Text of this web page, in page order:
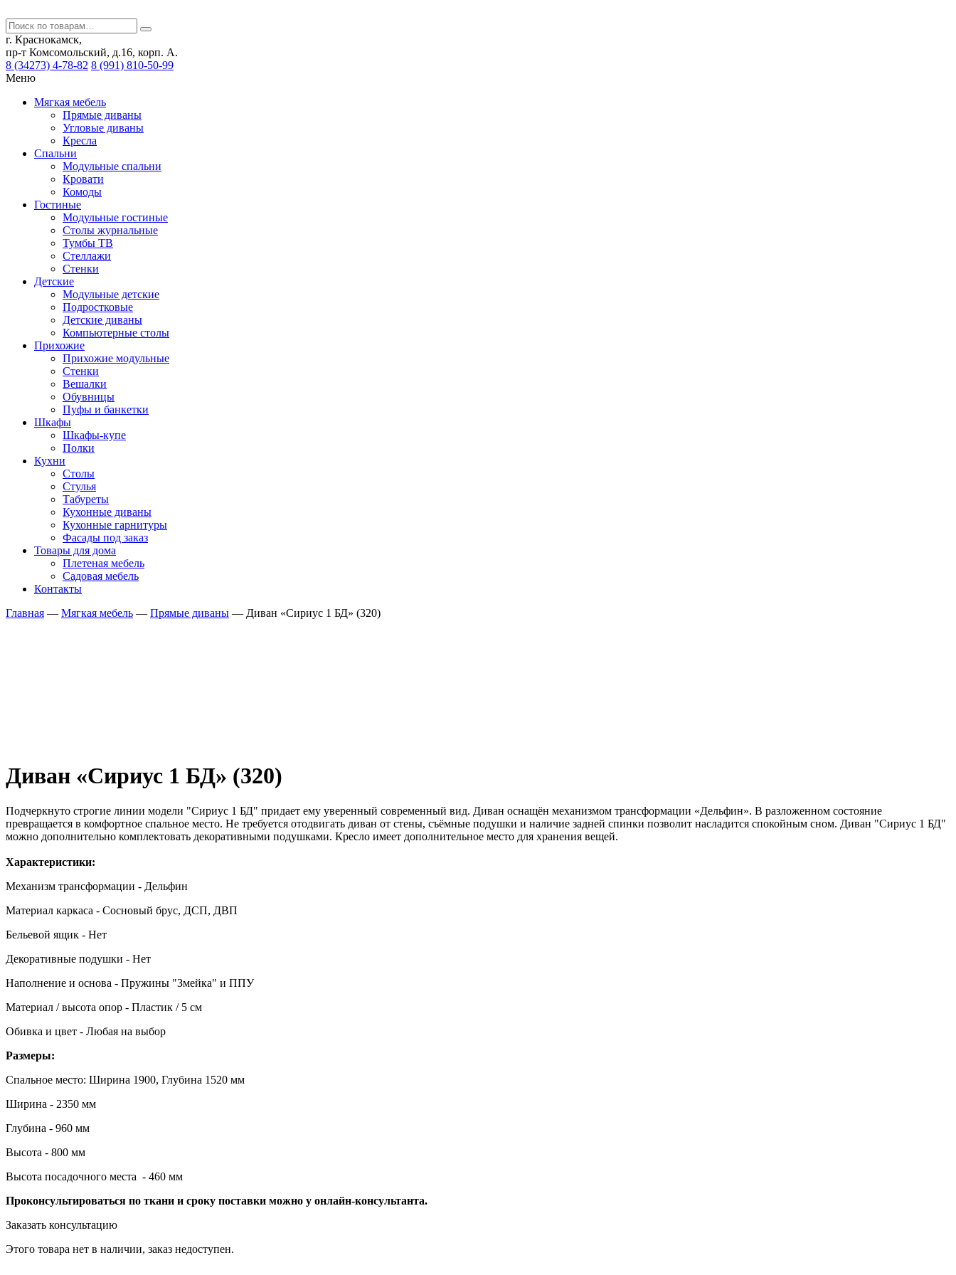
г. Краснокамск,
пр-т Комсомольский, д.16, корп. А.
8 (34273) 4-78-82 8 (991) 810-50-99
Меню
Мягкая мебель
Прямые диваны
Угловые диваны
Кресла
Спальни
Модульные спальни
Кровати
Комоды
Гостиные
Модульные гостиные
Столы журнальные
Тумбы ТВ
Стеллажи
Стенки
Детские
Модульные детские
Подростковые
Детские диваны
Компьютерные столы
Прихожие
Прихожие модульные
Стенки
Вешалки
Обувницы
Пуфы и банкетки
Шкафы
Шкафы-купе
Полки
Кухни
Столы
Стулья
Табуреты
Кухонные диваны
Кухонные гарнитуры
Фасады под заказ
Товары для дома
Плетеная мебель
Садовая мебель
Контакты
Главная — Мягкая мебель — Прямые диваны — Диван «Сириус 1 БД» (320)
Диван «Сириус 1 БД» (320)
Подчеркнуто строгие линии модели "Сириус 1 БД" придает ему уверенный современный вид. Диван оснащён механизмом трансформации «Дельфин». В разложенном состояние
превращается в комфортное спальное место. Не требуется отодвигать диван от стены, съёмные подушки и наличие задней спинки позволит насладится спокойным сном. Диван "Сириус 1 БД"
можно дополнительно комплектовать декоративными подушками. Кресло имеет дополнительное место для хранения вещей.
Характеристики:
Механизм трансформации - Дельфин
Материал каркаса - Сосновый брус, ДСП, ДВП
Бельевой ящик - Нет
Декоративные подушки - Нет
Наполнение и основа - Пружины "Змейка" и ППУ
Материал / высота опор - Пластик / 5 см
Обивка и цвет - Любая на выбор
Размеры:
Спальное место: Ширина 1900, Глубина 1520 мм
Ширина - 2350 мм
Глубина - 960 мм
Высота - 800 мм
Высота посадочного места - 460 мм
Проконсультироваться по ткани и сроку поставки можно у онлайн-консультанта.
Заказать консультацию
Этого товара нет в наличии, заказ недоступен.